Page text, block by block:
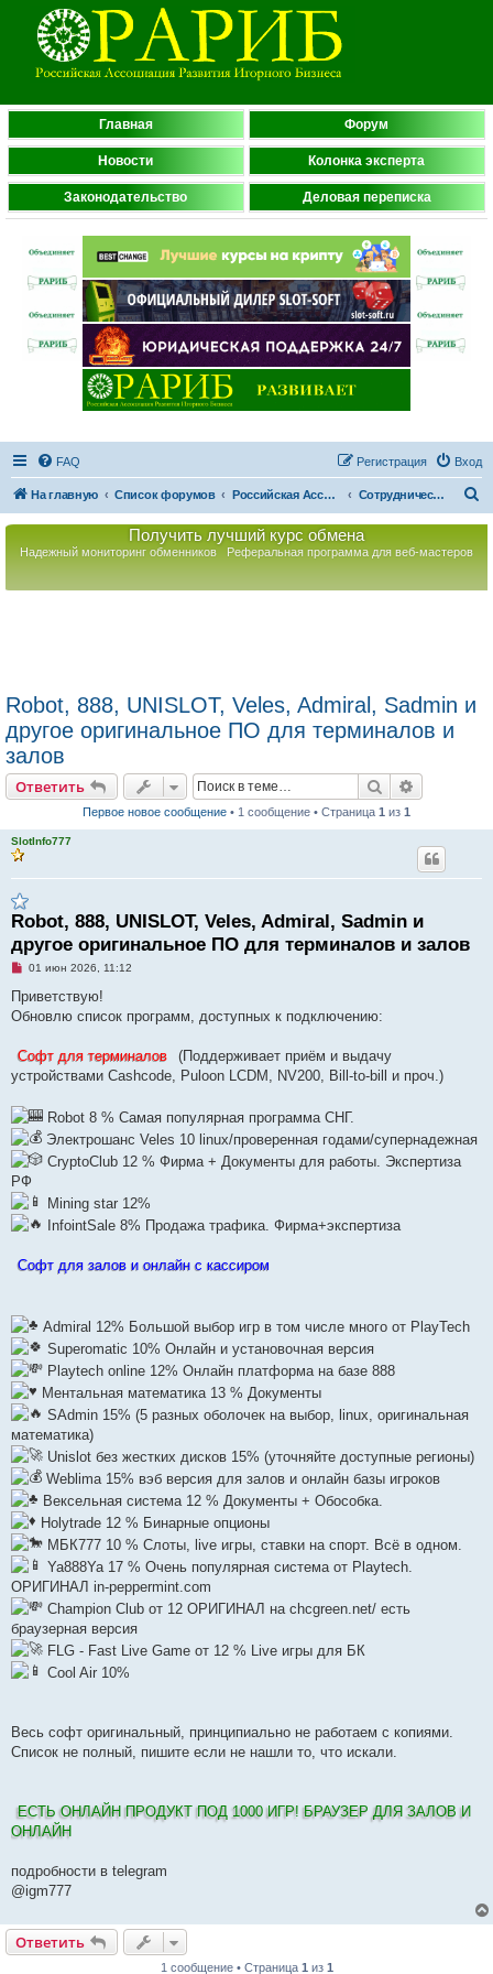
Главная Форум
Новости Колонка эксперта
Законодательство Деловая переписка
FAQ Вход
Регистрация
На главную Список форумов Российская Ассоциация Развития Игорного Бизнеса Сотрудничество/Услуги
Получить лучший курс обмена
Надежный мониторинг обменников Реферальная программа для веб-мастеров
Robot, 888, UNISLOT, Veles, Admiral, Sadmin и
другое оригинальное ПО для терминалов и
залов
Ответить Поиск
Первое новое сообщение • 1 сообщение • Страница 1 из 1
SlotInfo777
Robot, 888, UNISLOT, Veles, Admiral, Sadmin и
другое оригинальное ПО для терминалов и залов
Н
п
о
т
а
о
е
с
о
о
б
щ
е
н
и
01 июн 2026, 11:12
Приветствую!
Обновлю список программ, доступных к подключению:
Софт для терминалов
(Поддерживает приём и выдачу
устройствами Cashcode, Puloon LCDM, NV200, Bill-to-bill и проч.)
Robot 8 % Самая популярная программа СНГ.
Электрошанс Veles 10 linux/проверенная годами/супернадежная
CryptoClub 12 % Фирма + Документы для работы. Экспертиза
РФ
Mining star 12%
InfointSale 8% Продажа трафика. Фирма+экспертиза
Софт для залов и онлайн с кассиром
Admiral 12% Большой выбор игр в том числе много от PlayTech
Superomatic 10% Онлайн и установочная версия
Playtech online 12% Онлайн платформа на базе 888
Ментальная математика 13 % Документы
SAdmin 15% (5 разных оболочек на выбор, linux, оригинальная
математика)
Unislot без жестких дисков 15% (уточняйте доступные регионы)
Weblima 15% вэб версия для залов и онлайн базы игроков
Вексельная система 12 % Документы + Обособка.
Holytrade 12 % Бинарные опционы
МБК777 10 % Слоты, live игры, ставки на спорт. Всё в одном.
Ya888Ya 17 % Очень популярная система от Playtech.
ОРИГИНАЛ in-peppermint.com
Сhampion Сlub от 12 ОРИГИНАЛ на chcgreen.net/ есть
браузерная версия
FLG - Fast Live Game от 12 % Live игры для БК
Cool Air 10%
Весь софт оригинальный, принципиально не работаем с копиями.
Список не полный, пишите если не нашли то, что искали.
ЕСТЬ ОНЛАЙН ПРОДУКТ ПОД 1000 ИГР! БРАУЗЕР ДЛЯ ЗАЛОВ И
ОНЛАЙН
подробности в telegram
@igm777
Ответить
1 сообщение • Страница 1 из 1